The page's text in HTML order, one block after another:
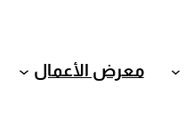
معرض الأعمال